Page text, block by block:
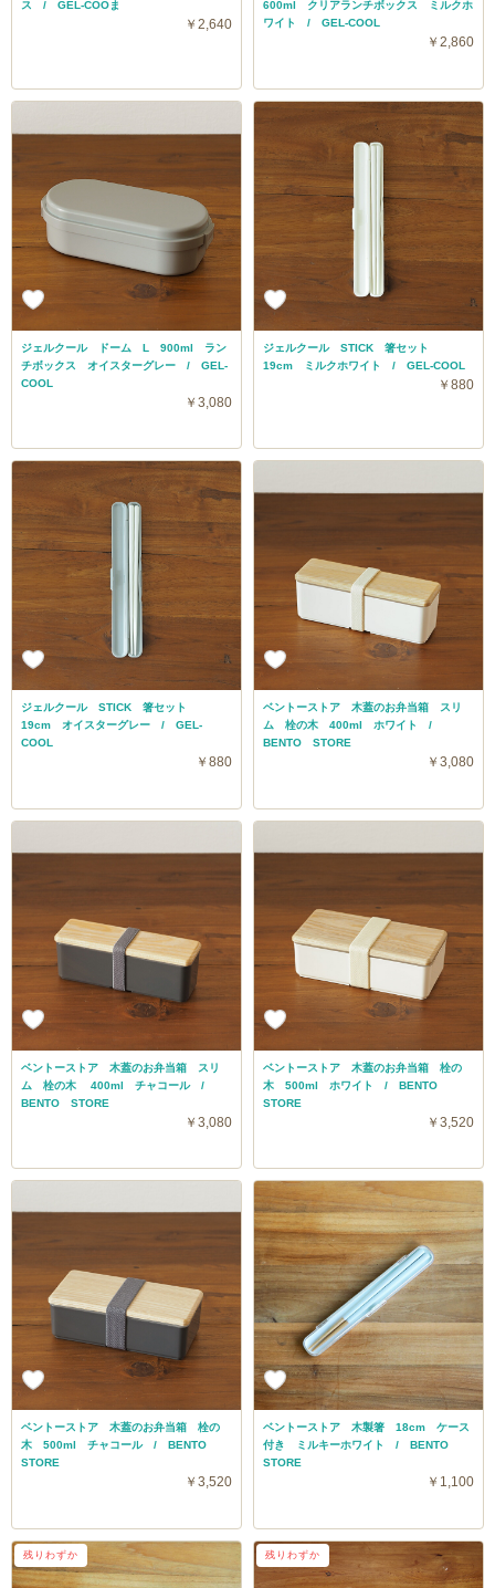
ス / GEL-COOま
￥2,640
600ml クリアランチボックス ミルクホ
ワイト / GEL-COOL
￥2,860
ジェルクール ドーム L 900ml ラン
チボックス オイスターグレー / GEL-
COOL
￥3,080
ジェルクール STICK 箸セット
19cm ミルクホワイト / GEL-COOL
￥880
ジェルクール STICK 箸セット
19cm オイスターグレー / GEL-
COOL
￥880
ベントーストア 木蓋のお弁当箱 スリ
ム 栓の木 400ml ホワイト /
BENTO STORE
￥3,080
ベントーストア 木蓋のお弁当箱 スリ
ム 栓の木 400ml チャコール /
BENTO STORE
￥3,080
ベントーストア 木蓋のお弁当箱 栓の
木 500ml ホワイト / BENTO
STORE
￥3,520
ベントーストア 木蓋のお弁当箱 栓の
木 500ml チャコール / BENTO
STORE
￥3,520
ベントーストア 木製箸 18cm ケース
付き ミルキーホワイト / BENTO
STORE
￥1,100
残りわずか 残りわずか